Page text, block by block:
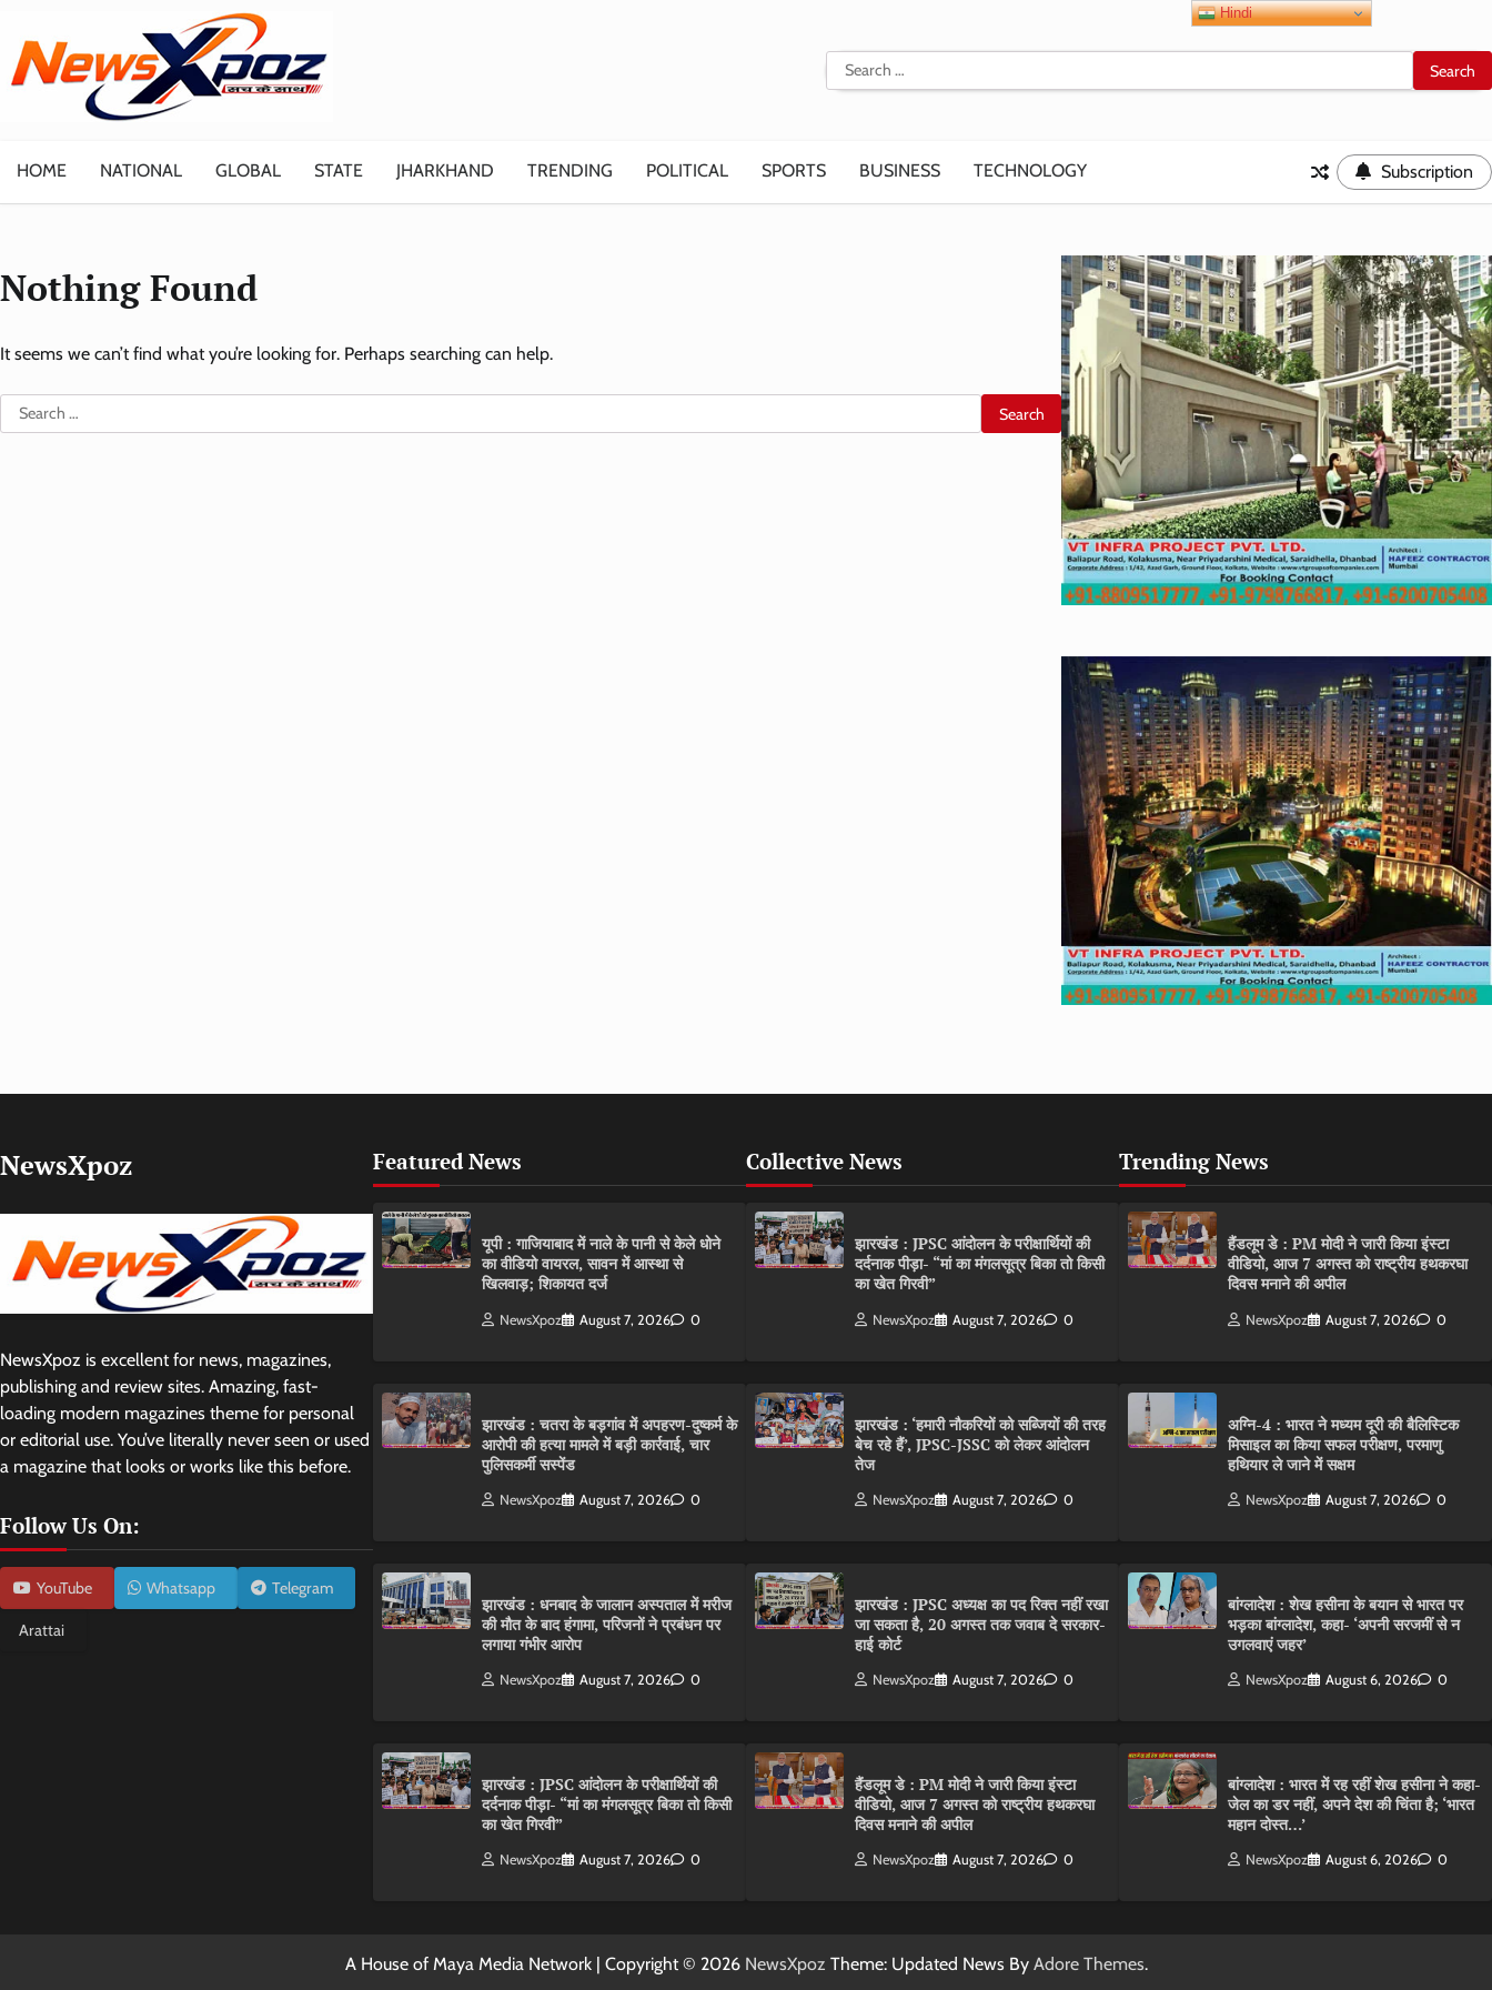
content
Search
for:
HOME NATIONAL GLOBAL STATE JHARKHAND TRENDING POLITICAL SPORTS BUSINESS TECHNOLOGY Subscription
Nothing Found
It seems we can’t find what you’re looking for. Perhaps searching can help.
Search
for:
NewsXpoz
NewsXpoz is excellent for news, magazines,
publishing and review sites. Amazing, fast-
loading modern magazines theme for personal
or editorial use. You’ve literally never seen or used
a magazine that looks or works like this before.
Follow Us On:
YouTube Whatsapp Telegram
Arattai
Featured News
यूपी : गाजियाबाद में नाले के पानी से केले धोने
का वीडियो वायरल, सावन में आस्था से
खिलवाड़; शिकायत दर्ज
NewsXpoz August 7, 2026 0
झारखंड : चतरा के बड़गांव में अपहरण-दुष्कर्म के
आरोपी की हत्या मामले में बड़ी कार्रवाई, चार
पुलिसकर्मी सस्पेंड
NewsXpoz August 7, 2026 0
झारखंड : धनबाद के जालान अस्पताल में मरीज
की मौत के बाद हंगामा, परिजनों ने प्रबंधन पर
लगाया गंभीर आरोप
NewsXpoz August 7, 2026 0
झारखंड : JPSC आंदोलन के परीक्षार्थियों की
दर्दनाक पीड़ा- “मां का मंगलसूत्र बिका तो किसी
का खेत गिरवी”
NewsXpoz August 7, 2026 0
Collective News
झारखंड : JPSC आंदोलन के परीक्षार्थियों की
दर्दनाक पीड़ा- “मां का मंगलसूत्र बिका तो किसी
का खेत गिरवी”
NewsXpoz August 7, 2026 0
झारखंड : ‘हमारी नौकरियों को सब्जियों की तरह
बेच रहे हैं’, JPSC-JSSC को लेकर आंदोलन
तेज
NewsXpoz August 7, 2026 0
झारखंड : JPSC अध्यक्ष का पद रिक्त नहीं रखा
जा सकता है, 20 अगस्त तक जवाब दे सरकार-
हाई कोर्ट
NewsXpoz August 7, 2026 0
हैंडलूम डे : PM मोदी ने जारी किया इंस्टा
वीडियो, आज 7 अगस्त को राष्ट्रीय हथकरघा
दिवस मनाने की अपील
NewsXpoz August 7, 2026 0
Trending News
हैंडलूम डे : PM मोदी ने जारी किया इंस्टा
वीडियो, आज 7 अगस्त को राष्ट्रीय हथकरघा
दिवस मनाने की अपील
NewsXpoz August 7, 2026 0
अग्नि-4 : भारत ने मध्यम दूरी की बैलिस्टिक
मिसाइल का किया सफल परीक्षण, परमाणु
हथियार ले जाने में सक्षम
NewsXpoz August 7, 2026 0
बांग्लादेश : शेख हसीना के बयान से भारत पर
भड़का बांग्लादेश, कहा- ‘अपनी सरजमीं से न
उगलवाएं जहर’
NewsXpoz August 6, 2026 0
बांग्लादेश : भारत में रह रहीं शेख हसीना ने कहा-
जेल का डर नहीं, अपने देश की चिंता है; ‘भारत
महान दोस्त…’
NewsXpoz August 6, 2026 0
A House of Maya Media Network | Copyright © 2026 NewsXpoz Theme: Updated News By Adore Themes.
Hindi